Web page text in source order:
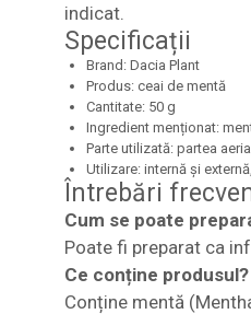
indicat.
Specificații
Brand: Dacia Plant
Produs: ceai de mentă
Cantitate: 50 g
Ingredient menționat:
Parte utilizată: partea
Utilizare: internă și
Întrebări
Cum se poate
Poate fi preparat ca
Ce conține produsul?
Conține mentă